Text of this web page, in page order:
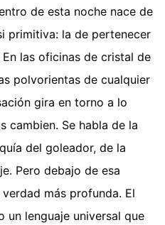
de esta noche nace de
primitiva: la de pertenecer
las oficinas de cristal de
polvorientas de cualquier
gira en torno a lo
cambien. Se habla de la
del goleador, de la
Pero debajo de esa
más profunda. El
lenguaje universal que